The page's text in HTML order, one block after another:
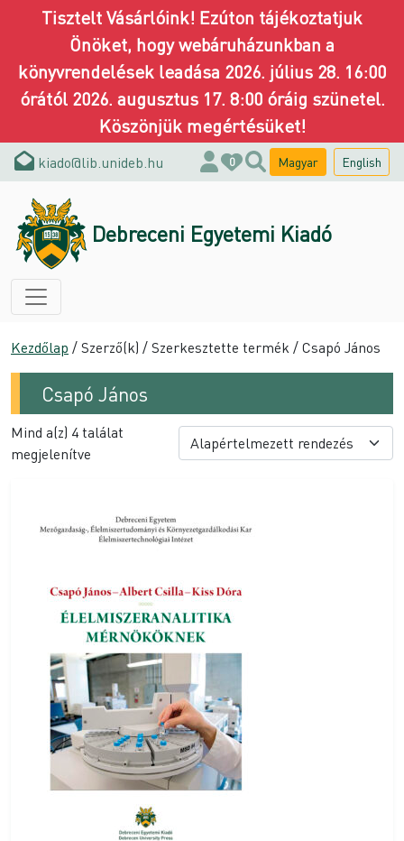
Tisztelt Vásárlóink! Ezúton tájékoztatjuk
Önöket, hogy webáruházunkban a
könyvrendelések leadása 2026. július 28. 16:00
órától 2026. augusztus 17. 8:00 óráig szünetel.
Köszönjük megértésüket!
kiado@lib.unideb.hu 0 Magyar English
Debreceni Egyetemi Kiadó
Kezdőlap / Szerző(k) / Szerkesztette termék / Csapó János
Csapó János
Mind a(z) 4 találat
megjelenítve